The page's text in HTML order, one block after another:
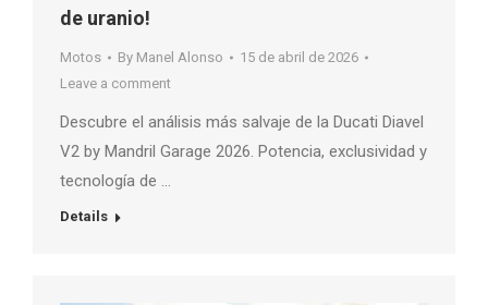
de uranio!
Motos By Manel Alonso
15 de abril de 2026
Leave a comment
Descubre el análisis más salvaje de la Ducati Diavel
V2 by Mandril Garage 2026. Potencia, exclusividad y
tecnología de …
Details